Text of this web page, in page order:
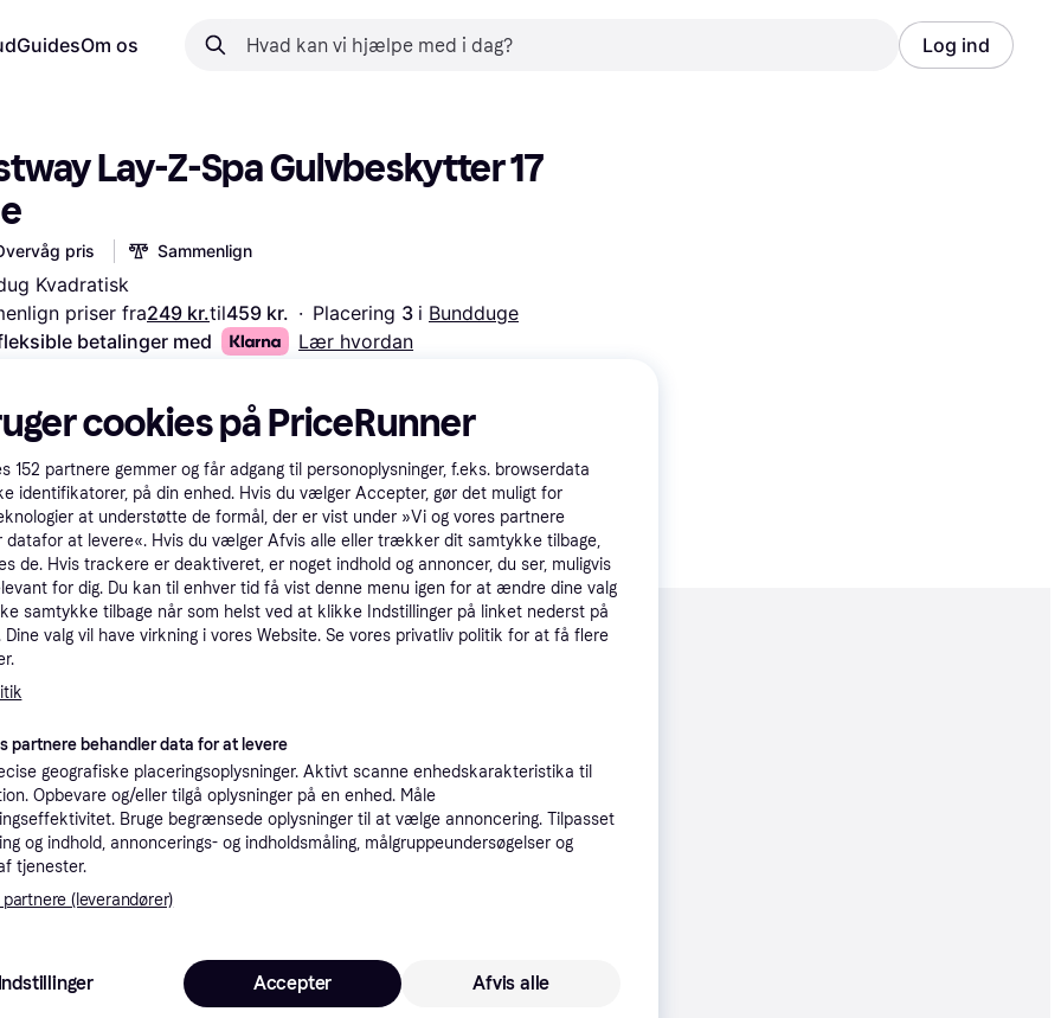
GuidesOm os Log ind
Lay-Z-Spa Gulvbeskytter 17
pris Sammenlign
Kvadratisk
priser fra249 kr.til459 kr. · Placering 3 i Bundduge
betalinger med
Lær hvordan
Promoveret
39 kr. fragt 250 kr.
cookies på PriceRunner
152 partnere gemmer og får adgang til personoplysninger, f.eks. browserdata
identifikatorer, på din enhed. Hvis du vælger Accepter, gør det muligt for
at understøtte de formål, der er vist under »Vi og vores partnere
datafor at levere«. Hvis du vælger Afvis alle eller trækker dit samtykke tilbage,
de. Hvis trackere er deaktiveret, er noget indhold og annoncer, du ser, muligvis
for dig. Du kan til enhver tid få vist denne menu igen for at ændre dine valg
samtykke tilbage når som helst ved at klikke Indstillinger på linket nederst på
Dine valg vil have virkning i vores Website. Se vores privatliv politik for at få flere
partnere behandler data for at levere
geografiske placeringsoplysninger. Aktivt scanne enhedskarakteristika til
Opbevare og/eller tilgå oplysninger på en enhed. Måle
Bruge begrænsede oplysninger til at vælge annoncering. Tilpasset
og indhold, annoncerings- og indholdsmåling, målgruppeundersøgelser og
tjenester.
(leverandører)
Afvis alle
Accepter